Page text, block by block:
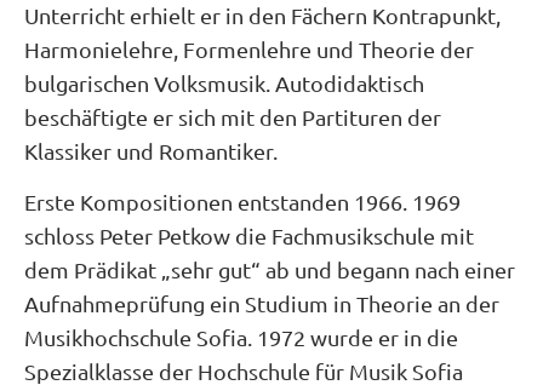
Unterricht erhielt er in den Fächern Kontrapunkt,
Harmonielehre, Formenlehre und Theorie der
bulgarischen Volksmusik. Autodidaktisch
beschäftigte er sich mit den Partituren der
Klassiker und Romantiker.
Erste Kompositionen entstanden 1966. 1969
schloss Peter Petkow die Fachmusikschule mit
dem Prädikat „sehr gut“ ab und begann nach einer
Aufnahmeprüfung ein Studium in Theorie an der
Musikhochschule Sofia. 1972 wurde er in die
Spezialklasse der Hochschule für Musik Sofia